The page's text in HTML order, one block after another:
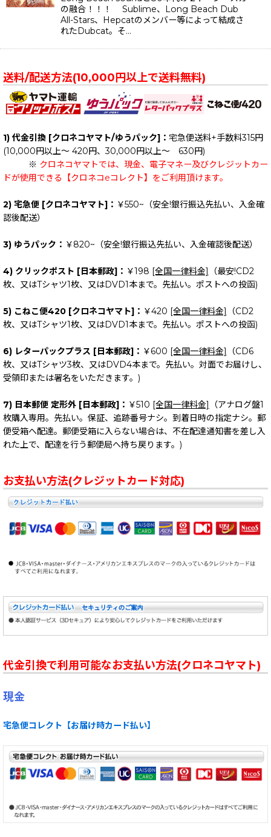
の融合！！！ Sublime、Long Beach Dub
All-Stars、Hepcatのメンバー等によって結成さ
れたDubcat。そ…
送料/配送方法(10,000円以上で送料無料)
1) 代金引換 [クロネコヤマト/ゆうパック]： 宅急便送料+手数料315円
(10,000円以上～ 420円、30,000円以上～ 630円)
※ クロネコヤマトでは、現金、電子マネー及びクレジットカー
ドが使用できる【クロネコeコレクト】をご利用頂けます。
2) 宅急便 [クロネコヤマト]： ￥550~（安全!銀行振込先払い、入金確
認後配送）
3) ゆうパック： ￥820~（安全!銀行振込先払い、入金確認後配送）
4) クリックポスト [日本郵政]： ￥198 [全国一律料金]
（最安!CD2
枚、又はTシャツ1枚、又はDVD1本まで。先払い。ポストへの投函)
5) こねこ便420 [クロネコヤマト]： ￥420 [全国一律料金]
（CD2
枚、又はTシャツ1枚、又はDVD1本まで。先払い。ポストへの投函)
6) レターパックプラス [日本郵政]： ￥600 [全国一律料金]
（CD6
枚、又はTシャツ3枚、又はDVD4本まで。先払い。対面でお届けし、
受領印または署名をいただきます。)
7) 日本郵便 定形外 [日本郵政]： ￥510 [全国一律料金]
（アナログ盤1
枚購入専用。先払い。保証、追跡番号ナシ。到着日時の指定ナシ。郵
便受箱へ配達。郵便受箱に入らない場合は、不在配達通知書を差し入
れた上で、配達を行う郵便局へ持ち戻ります。)
お支払い方法(クレジットカード対応)
代金引換で利用可能なお支払い方法(クロネコヤマト)
現金
宅急便コレクト【お届け時カード払い】